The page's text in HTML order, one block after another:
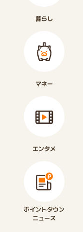
暮らし
マネー
エンタメ
ポイントタウン
ニュース